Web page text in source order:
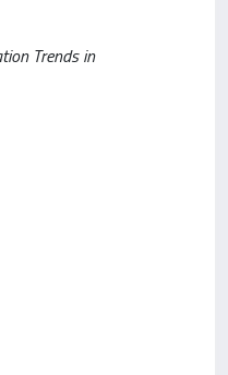
Trends in